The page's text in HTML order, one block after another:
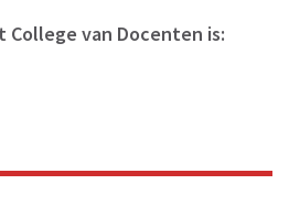
van Docenten is: